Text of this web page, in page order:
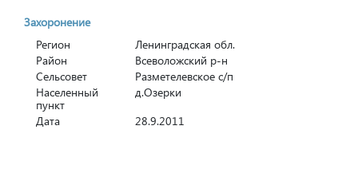
Захоронение
Регион
Ленинградская обл.
Район
Всеволожский р-н
Сельсовет
Разметелевское с/п
Населенный
пункт
д.Озерки
Дата
28.9.2011